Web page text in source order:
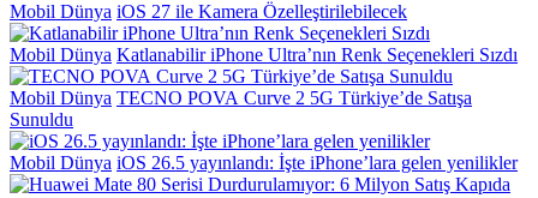
Mobil Dünya iOS 27 ile Kamera Özelleştirilebilecek
Mobil Dünya Katlanabilir iPhone Ultra’nın Renk Seçenekleri Sızdı
Mobil Dünya TECNO POVA Curve 2 5G Türkiye’de Satışa
Sunuldu
Mobil Dünya iOS 26.5 yayınlandı: İşte iPhone’lara gelen yenilikler